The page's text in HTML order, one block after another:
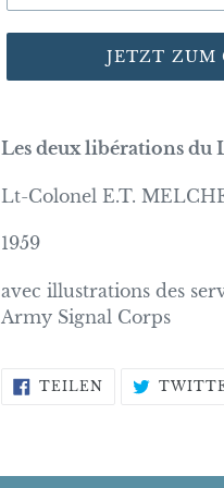
JETZT ZUM
Les deux libérations du
Lt-Colonel E.T.
1959
avec illustrations des
Army Signal Corps
TEILENAUF
FACEBOOK